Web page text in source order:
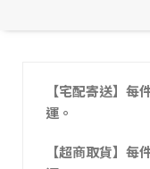
【宅配寄送】
運。
【超商取貨】